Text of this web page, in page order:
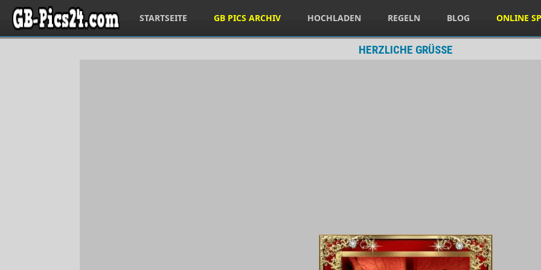
STARTSEITE GB PICS ARCHIV HOCHLADEN REGELN BLOG ONLINE
HERZLICHE GRÜSSE